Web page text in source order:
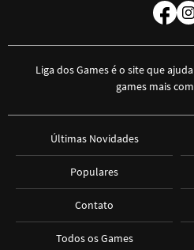
Liga dos Games é o site que
games mais
Últimas Novidades
Populares
Contato
Todos os Games